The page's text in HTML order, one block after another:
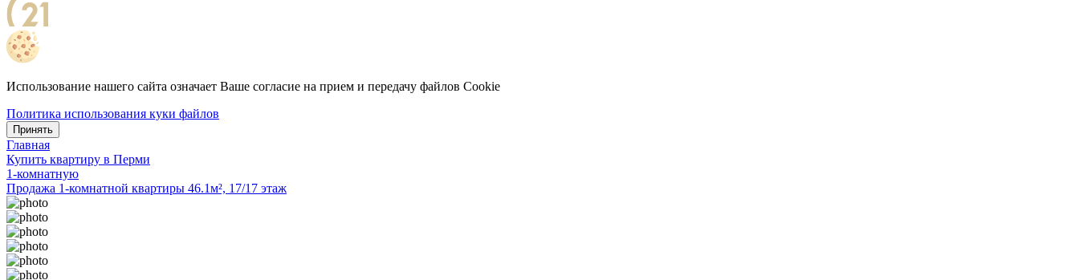
Использование нашего сайта означает Ваше согласие на прием и передачу файлов Cookie
Политика использования куки файлов
Принять
Главная
Купить квартиру в Перми
1-комнатную
Продажа 1-комнатной квартиры 46.1м², 17/17 этаж